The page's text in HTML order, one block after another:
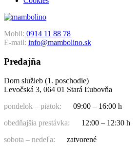
Mobil: 0914 11 88 78
E-mail: info@mambolino.sk
Predajňa
Dom služieb (1. poschodie)
Levočská 3, 064 01 Stará Ľubovňa
pondelok – piatok:
09:00 – 16:00 h
obedňajšia prestávka:
12:00 – 12:30 h
sobota – nedeľa:
zatvorené